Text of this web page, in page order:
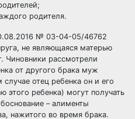
родителя.
№ 03-04-05/46762
не являющаяся матерью
Чиновники рассмотрели
от другого брака муж
отец ребенка он и его
этого ребенка) могут получать
– алименты
нажитого во время брака.